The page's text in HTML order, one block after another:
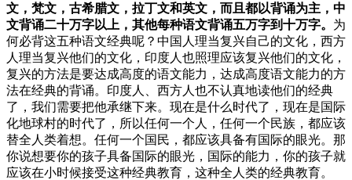
文，梵文，古希腊文，拉丁文和英文，而且都以背诵为主，中
文背诵二十万字以上，其他每种语文背诵五万字到十万字。 为
何必背这五种语文经典呢？中国人理当复兴自己的文化，西方
人理当复兴他们的文化，印度人也照理应该复兴他们的文化，
复兴的方法是要达成高度的语文能力，达成高度语文能力的方
法在经典的背诵。印度人、西方人也不认真地读他们的经典
了，我们需要把他承继下来。现在是什么时代了，现在是国际
化地球村的时代了，所以任何一个人，任何一个民族，都应该
替全人类着想。任何一个国民，都应该具备有国际的眼光。那
你说想要你的孩子具备国际的眼光，国际的能力，你的孩子就
应该在小时候接受这种经典教育，这种全人类的经典教育。